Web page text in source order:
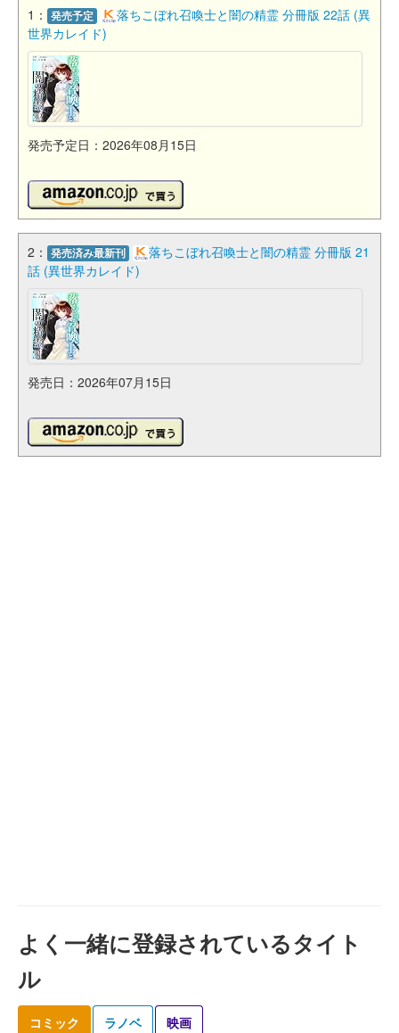
1： 発売予定
落ちこぼれ召喚士と闇の精霊 分冊版 22話 (異
世界カレイド)
発売予定日：2026年08月15日
2： 発売済み最新刊
落ちこぼれ召喚士と闇の精霊 分冊版 21
話 (異世界カレイド)
発売日：2026年07月15日
よく一緒に登録されているタイト
ル
コミック ラノベ 映画